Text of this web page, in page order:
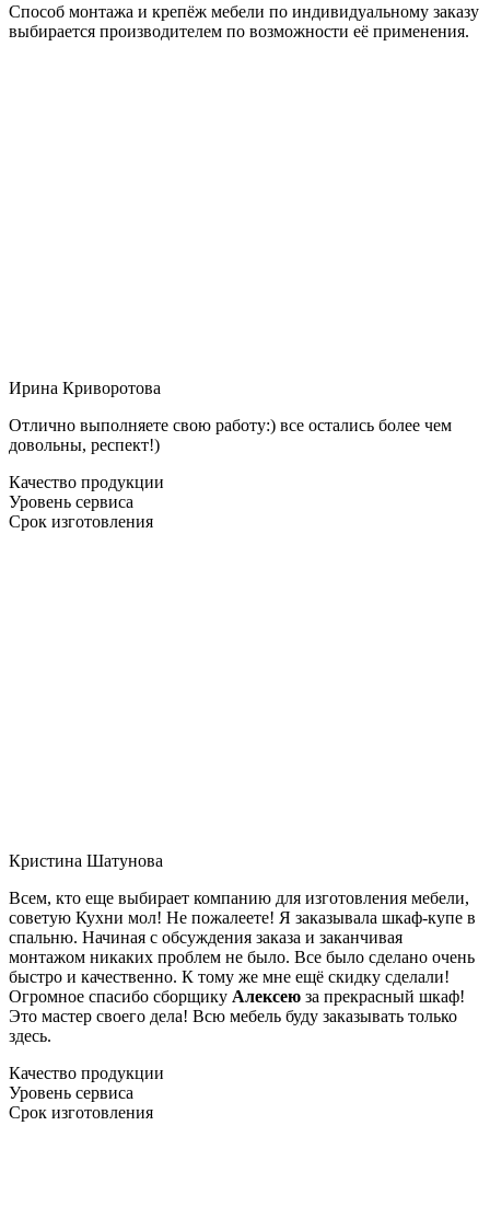
Способ монтажа и крепёж мебели по индивидуальному заказу
выбирается производителем по возможности её применения.
Ирина Криворотова
Отлично выполняете свою работу:) все остались более чем
довольны, респект!)
Качество продукции
Уровень сервиса
Срок изготовления
Кристина Шатунова
Всем, кто еще выбирает компанию для изготовления мебели,
советую Кухни мол! Не пожалеете! Я заказывала шкаф-купе в
спальню. Начиная с обсуждения заказа и заканчивая
монтажом никаких проблем не было. Все было сделано очень
быстро и качественно. К тому же мне ещё скидку сделали!
Огромное спасибо сборщику Алексею за прекрасный шкаф!
Это мастер своего дела! Всю мебель буду заказывать только
здесь.
Качество продукции
Уровень сервиса
Срок изготовления